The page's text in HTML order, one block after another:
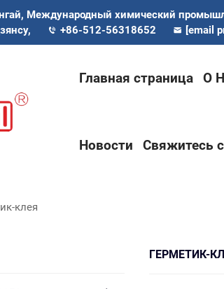
Международный химический
+86-512-56318652 [email
Главная страница О
Новости Свяжитесь
клея
ГЕРМЕТИК-